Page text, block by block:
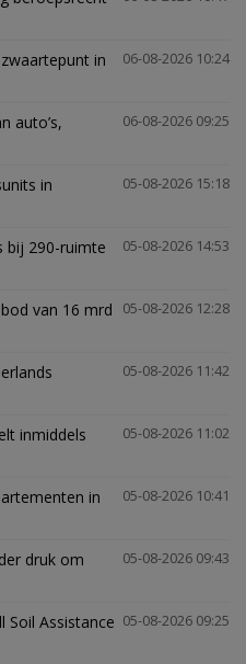
06-08-2026 10:24
in
06-08-2026 09:25
auto’s,
05-08-2026 15:18
in
05-08-2026 14:53
bij 290-ruimte
05-08-2026 12:28
van 16 mrd
05-08-2026 11:42
05-08-2026 11:02
inmiddels
05-08-2026 10:41
in
05-08-2026 09:43
druk om
05-08-2026 09:25
Soil Assistance